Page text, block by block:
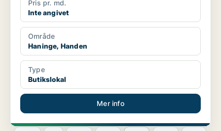
Pris pr. md.
Inte angivet
Område
Haninge, Handen
Type
Butikslokal
Mer info